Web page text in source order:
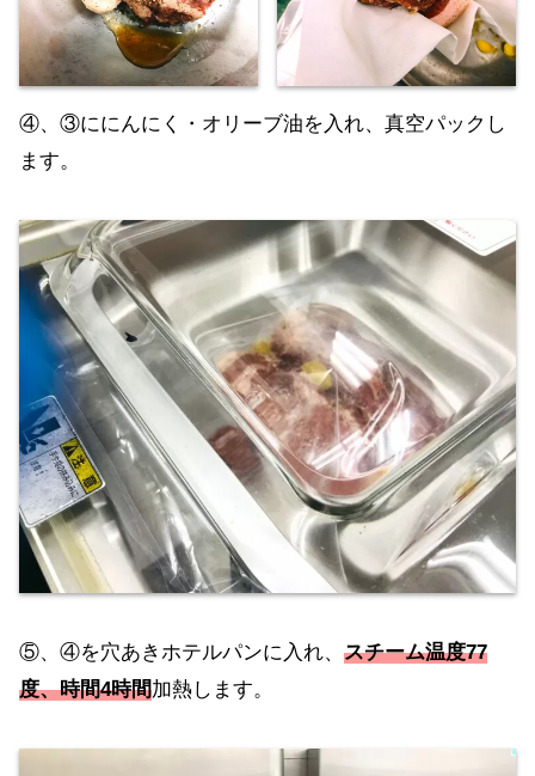
④、③ににんにく・オリーブ油を入れ、真空パックし
ます。
⑤、④を穴あきホテルパンに入れ、 スチーム温度77
度、時間4時間加熱します。